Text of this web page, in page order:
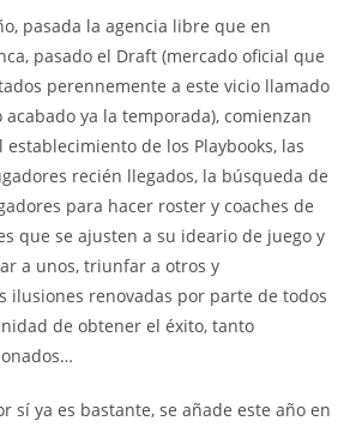
pasada la agencia libre que en
pasado el Draft (mercado oficial que
perennemente a este vicio llamado
acabado ya la temporada), comienzan
de los Playbooks, las
recién llegados, la búsqueda de
para hacer roster y coaches de
que se ajusten a su ideario de juego y
a unos, triunfar a otros y
ilusiones renovadas por parte de todos
de obtener el éxito, tanto
sí ya es bastante, se añade este año en